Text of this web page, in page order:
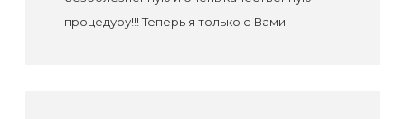
процедуру!!! Теперь я только с Вами